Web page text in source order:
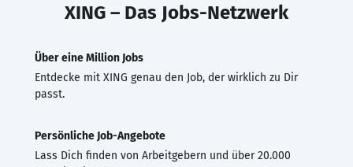
XING – Das Jobs-Netzwerk
Über eine Million Jobs
Entdecke mit XING genau den Job, der wirklich zu Dir
passt.
Persönliche Job-Angebote
Lass Dich finden von Arbeitgebern und über 20.000